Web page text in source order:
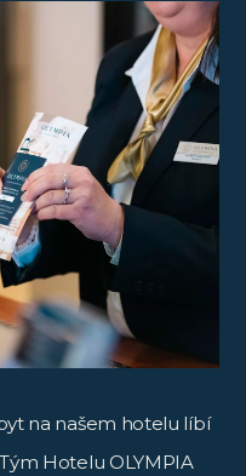
na našem hotelu líbí
Hotelu OLYMPIA